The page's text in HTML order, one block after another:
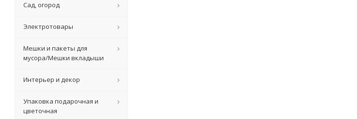
Сад, огород
Электротовары
Мешки и пакеты для
мусора/Мешки вкладыши
Интерьер и декор
Упаковка подарочная и
цветочная